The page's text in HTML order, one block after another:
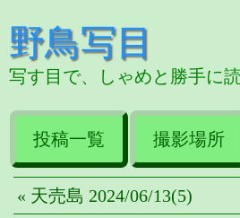
野鳥写目
写す目で、しゃめと勝手に
投稿一覧 撮影場所
« 天売島 2024/06/13(5)